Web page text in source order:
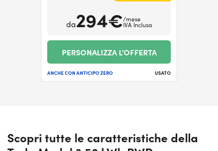
da294€/mese
IVA Inclusa
PERSONALIZZA L’OFFERTA
ANCHE CON ANTICIPO ZERO USATO
Scopri tutte le caratteristiche della